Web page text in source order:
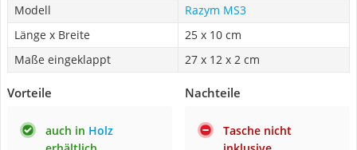
Modell
Razym MS3
Länge x Breite
25 x 10 cm
Maße eingeklappt
27 x 12 x 2 cm
Vorteile
auch in Holz
Nachteile
Tasche nicht